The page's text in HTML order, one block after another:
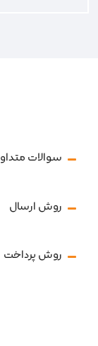
سوالات
روش ارسال
روش پرداخت